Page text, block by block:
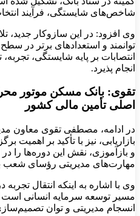
شاخص‌های شایستگی، فرآیند
وی افزود: در این سازوکار
توانمند و استعدادهای برتر در
انتصابات بر پایه شایستگی،
انجام پذیرد.
تقوی: بانک مسکن موتور
اصلی تأمین مالی کشور
در ادامه، مصطفی تقوی معاون
بازاریابی، نیز با تأکید بر
و بازآموزی، نقش این دوره‌ها را
مهارت‌های مدیریتی رؤسای شعب
وی با اشاره به اینکه انتقال
مسیر توسعه سرمایه انسانی است
انسجام مدیریتی و توان